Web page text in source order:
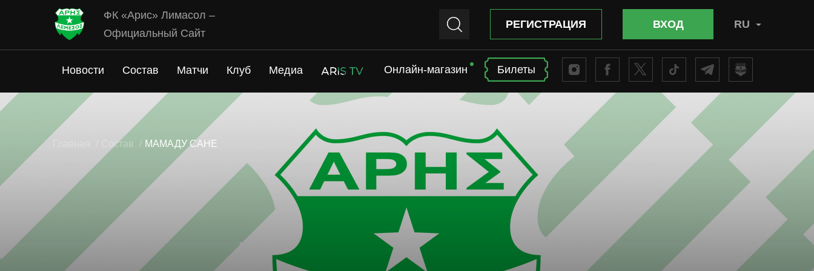
ФК «Арис» Лимасол –
Официальный Сайт
РЕГИСТРАЦИЯ ВХОД RU
Новости Состав Матчи Клуб Медиа ARIS TV Онлайн-магазин Билеты
Состав МАМАДУ САНЕ